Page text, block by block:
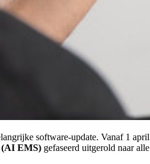
software-update. Vanaf 1 april
(AI EMS) gefaseerd uitgerold naar alle